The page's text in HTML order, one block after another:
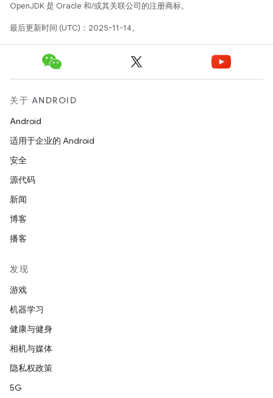
OpenJDK 是 Oracle 和/或其关联公司的注册商标。
最后更新时间 (UTC)：2025-11-14。
关于 ANDROID
Android
适用于企业的 Android
安全
源代码
新闻
博客
播客
发现
游戏
机器学习
健康与健身
相机与媒体
隐私权政策
5G